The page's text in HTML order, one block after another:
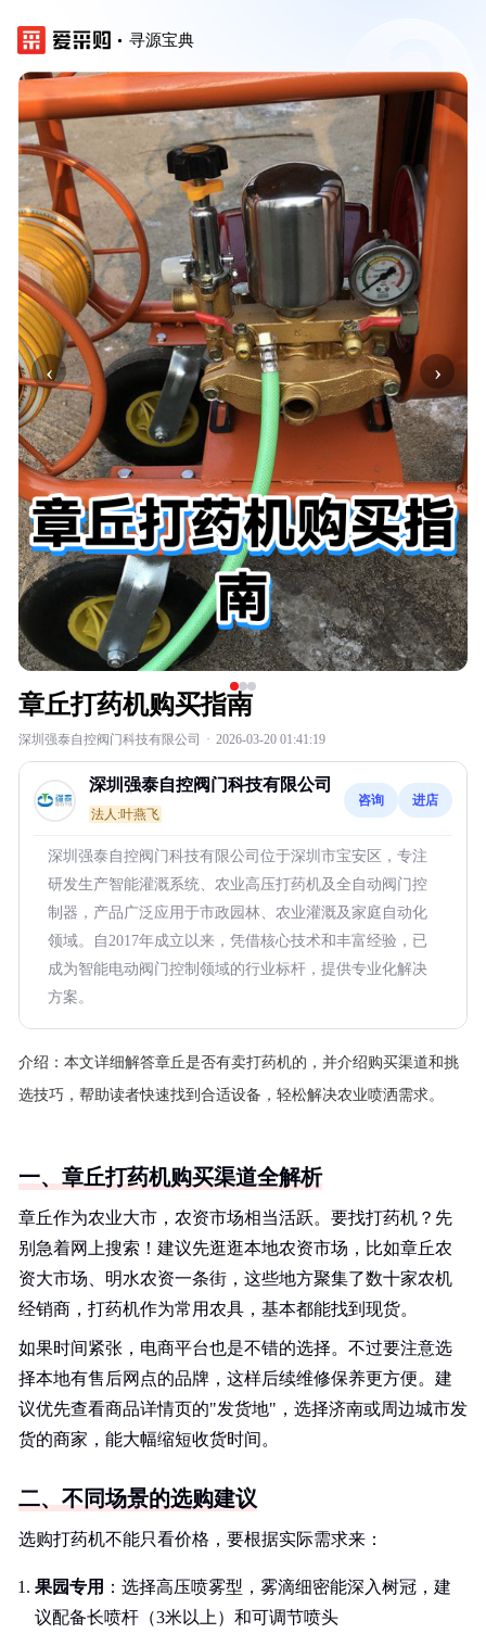
寻源宝典
‹ ›
章丘打药机购买指南
深圳强泰自控阀门科技有限公司 · 2026-03-20 01:41:19
深圳强泰自控阀门科技有限公司
法人:叶燕飞
咨询 进店
深圳强泰自控阀门科技有限公司位于深圳市宝安区，专注
研发生产智能灌溉系统、农业高压打药机及全自动阀门控
制器，产品广泛应用于市政园林、农业灌溉及家庭自动化
领域。自2017年成立以来，凭借核心技术和丰富经验，已
成为智能电动阀门控制领域的行业标杆，提供专业化解决
方案。
介绍： 本文详细解答章丘是否有卖打药机的，并介绍购买渠道和挑
选技巧，帮助读者快速找到合适设备，轻松解决农业喷洒需求。
一、章丘打药机购买渠道全解析
章丘作为农业大市，农资市场相当活跃。要找打药机？先
别急着网上搜索！建议先逛逛本地农资市场，比如章丘农
资大市场、明水农资一条街，这些地方聚集了数十家农机
经销商，打药机作为常用农具，基本都能找到现货。
如果时间紧张，电商平台也是不错的选择。不过要注意选
择本地有售后网点的品牌，这样后续维修保养更方便。建
议优先查看商品详情页的"发货地"，选择济南或周边城市发
货的商家，能大幅缩短收货时间。
二、不同场景的选购建议
选购打药机不能只看价格，要根据实际需求来：
果园专用 ：选择高压喷雾型，雾滴细密能深入树冠，建
议配备长喷杆（3米以上）和可调节喷头